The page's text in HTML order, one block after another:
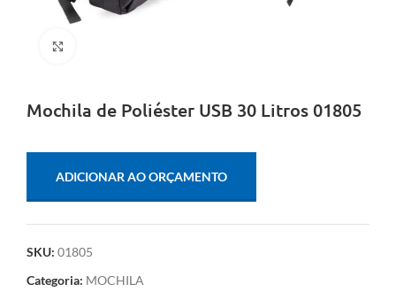
Mochila de Poliéster USB 30 Litros 01805
ADICIONAR AO ORÇAMENTO
SKU: 01805
Categoria: MOCHILA